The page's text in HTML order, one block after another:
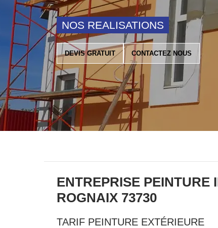
NOS REALISATIONS
DEVIS GRATUIT CONTACTEZ NOUS
ENTREPRISE PEINTURE
ROGNAIX 73730
TARIF PEINTURE EXTÉRIEURE